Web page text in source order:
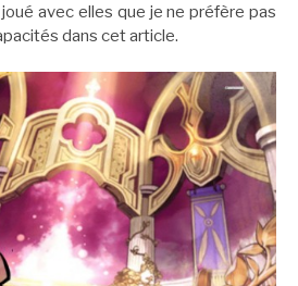
avec elles que je ne préfère pas
dans cet article.